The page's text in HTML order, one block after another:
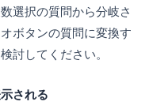
選択の質問から分岐さ
ボタンの質問に変換す
討してください。
される